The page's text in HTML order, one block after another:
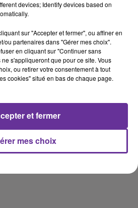
devices; Identify devices based on
sur "Accepter et fermer", ou affiner en
ou partenaires dans "Gérer mes choix".
en cliquant sur "Continuer sans
s'appliqueront que pour ce site. Vous
ou retirer votre consentement à tout
cookies" situé en bas de chaque page.
mes choix
et fermer